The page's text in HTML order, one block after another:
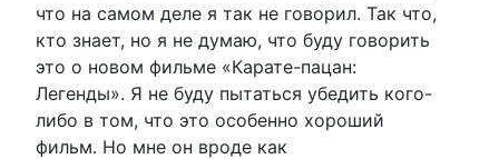
что на самом деле я так не говорил. Так что,
кто знает, но я не думаю, что буду говорить
это о новом фильме «Карате-пацан:
Легенды». Я не буду пытаться убедить кого-
либо в том, что это особенно хороший
фильм. Но мне он вроде как